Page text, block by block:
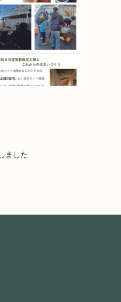
ました